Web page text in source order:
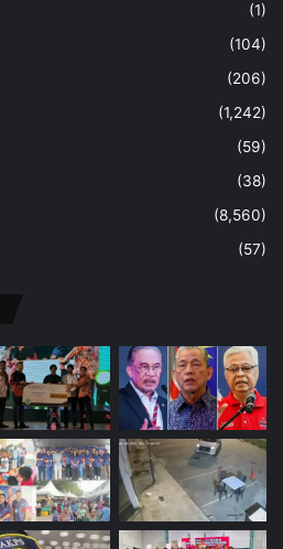
(1)
(104)
(206)
(1,242)
(59)
(38)
(8,560)
(57)